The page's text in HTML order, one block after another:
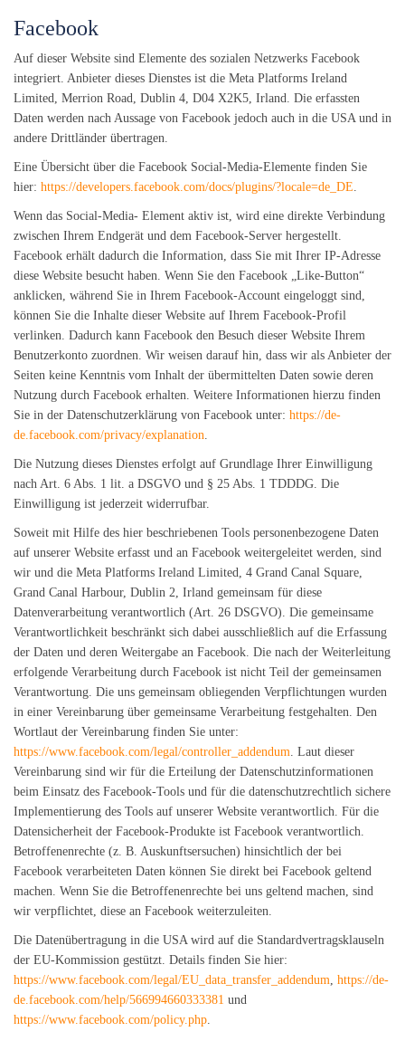
Facebook
Auf dieser Website sind Elemente des sozialen Netzwerks Facebook
integriert. Anbieter dieses Dienstes ist die Meta Platforms Ireland
Limited, Merrion Road, Dublin 4, D04 X2K5, Irland. Die erfassten
Daten werden nach Aussage von Facebook jedoch auch in die USA und in
andere Drittländer übertragen.
Eine Übersicht über die Facebook Social-Media-Elemente finden Sie
hier: https://developers.facebook.com/docs/plugins/?locale=de_DE.
Wenn das Social-Media- Element aktiv ist, wird eine direkte Verbindung
zwischen Ihrem Endgerät und dem Facebook-Server hergestellt.
Facebook erhält dadurch die Information, dass Sie mit Ihrer IP-Adresse
diese Website besucht haben. Wenn Sie den Facebook „Like-Button“
anklicken, während Sie in Ihrem Facebook-Account eingeloggt sind,
können Sie die Inhalte dieser Website auf Ihrem Facebook-Profil
verlinken. Dadurch kann Facebook den Besuch dieser Website Ihrem
Benutzerkonto zuordnen. Wir weisen darauf hin, dass wir als Anbieter der
Seiten keine Kenntnis vom Inhalt der übermittelten Daten sowie deren
Nutzung durch Facebook erhalten. Weitere Informationen hierzu finden
Sie in der Datenschutzerklärung von Facebook unter: https://de-
de.facebook.com/privacy/explanation.
Die Nutzung dieses Dienstes erfolgt auf Grundlage Ihrer Einwilligung
nach Art. 6 Abs. 1 lit. a DSGVO und § 25 Abs. 1 TDDDG. Die
Einwilligung ist jederzeit widerrufbar.
Soweit mit Hilfe des hier beschriebenen Tools personenbezogene Daten
auf unserer Website erfasst und an Facebook weitergeleitet werden, sind
wir und die Meta Platforms Ireland Limited, 4 Grand Canal Square,
Grand Canal Harbour, Dublin 2, Irland gemeinsam für diese
Datenverarbeitung verantwortlich (Art. 26 DSGVO). Die gemeinsame
Verantwortlichkeit beschränkt sich dabei ausschließlich auf die Erfassung
der Daten und deren Weitergabe an Facebook. Die nach der Weiterleitung
erfolgende Verarbeitung durch Facebook ist nicht Teil der gemeinsamen
Verantwortung. Die uns gemeinsam obliegenden Verpflichtungen wurden
in einer Vereinbarung über gemeinsame Verarbeitung festgehalten. Den
Wortlaut der Vereinbarung finden Sie unter:
https://www.facebook.com/legal/controller_addendum. Laut dieser
Vereinbarung sind wir für die Erteilung der Datenschutzinformationen
beim Einsatz des Facebook-Tools und für die datenschutzrechtlich sichere
Implementierung des Tools auf unserer Website verantwortlich. Für die
Datensicherheit der Facebook-Produkte ist Facebook verantwortlich.
Betroffenenrechte (z. B. Auskunftsersuchen) hinsichtlich der bei
Facebook verarbeiteten Daten können Sie direkt bei Facebook geltend
machen. Wenn Sie die Betroffenenrechte bei uns geltend machen, sind
wir verpflichtet, diese an Facebook weiterzuleiten.
Die Datenübertragung in die USA wird auf die Standardvertragsklauseln
der EU-Kommission gestützt. Details finden Sie hier:
https://www.facebook.com/legal/EU_data_transfer_addendum, https://de-
de.facebook.com/help/566994660333381 und
https://www.facebook.com/policy.php.